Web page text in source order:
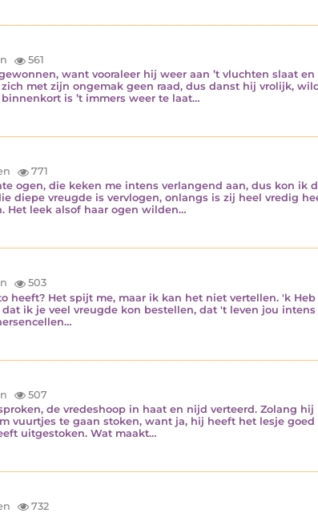
561
want vooraleer hij weer aan ’t vluchten slaat
met zijn ongemak geen raad, dus danst hij vrolijk,
is ’t immers weer te laat…
771
ogen, die keken me intens verlangend aan, dus kon ik
diepe vreugde is vervlogen, onlangs is zij heel vredig
Het leek alsof haar ogen wilden…
503
heeft? Het spijt me, maar ik kan het niet vertellen. 'k
ik je veel vreugde kon bestellen, dat 't leven jou
507
de vredeshoop in haat en nijd verteerd. Zolang
vuurtjes te gaan stoken, want ja, hij heeft het lesje
uitgestoken. Wat maakt…
732